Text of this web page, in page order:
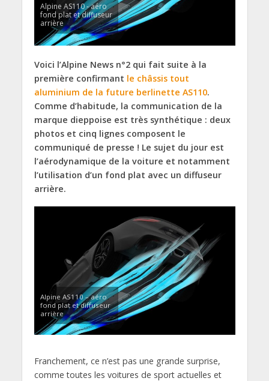
Alpine AS110 - aéro
fond plat et diffuseur
arrière
Voici l’Alpine News n°2 qui fait suite à la
première confirmant le châssis tout
aluminium de la future berlinette AS110.
Comme d’habitude, la communication de la
marque dieppoise est très synthétique : deux
photos et cinq lignes composent le
communiqué de presse ! Le sujet du jour est
l’aérodynamique de la voiture et notamment
l’utilisation d’un fond plat avec un diffuseur
arrière.
Alpine AS110 – aéro
fond plat et diffuseur
arrière
Franchement, ce n’est pas une grande surprise,
comme toutes les voitures de sport actuelles et